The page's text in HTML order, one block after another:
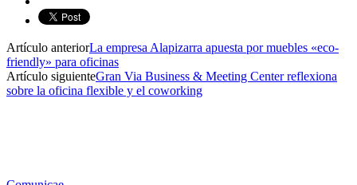
Artículo anteriorLa empresa Alapizarra apuesta por muebles «eco-
friendly» para oficinas
Artículo siguienteGran Via Business & Meeting Center reflexiona
sobre la oficina flexible y el coworking